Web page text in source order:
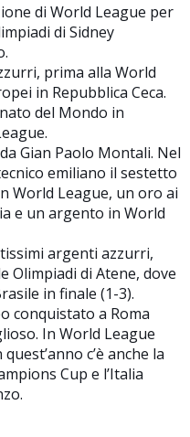
di World League per
di Sidney
prima alla World
in Repubblica Ceca.
del Mondo in
Gian Paolo Montali. Nel
emiliano il sestetto
World League, un oro ai
e un argento in World
argenti azzurri,
Olimpiadi di Atene, dove
in finale (1-3).
conquistato a Roma
In World League
c’è anche la
Cup e l’Italia